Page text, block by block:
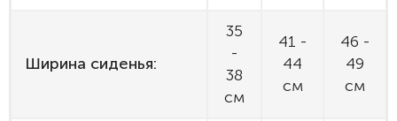
Ширина сиденья:
35
-
38
см
41 -
44
см
46 -
49
см